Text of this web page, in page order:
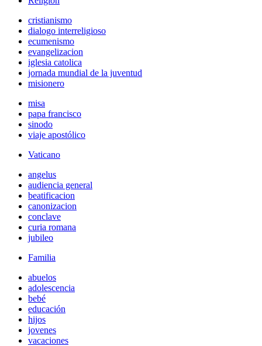
cristianismo
dialogo interreligioso
ecumenismo
evangelizacion
iglesia catolica
jornada mundial de la juventud
misionero
misa
papa francisco
sinodo
viaje apostólico
Vaticano
angelus
audiencia general
beatificacion
canonizacion
conclave
curia romana
jubileo
Familia
abuelos
adolescencia
bebé
educación
hijos
jovenes
vacaciones